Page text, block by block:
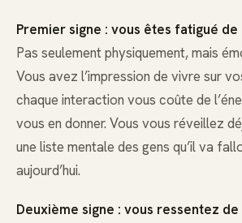
Premier signe : vous êtes fatigué
Pas seulement physiquement, mais
Vous avez l’impression de vivre sur
chaque interaction vous coûte de
vous en donner. Vous vous réveillez
une liste mentale des gens qu’il va
aujourd’hui.
Deuxième signe : vous ressentez